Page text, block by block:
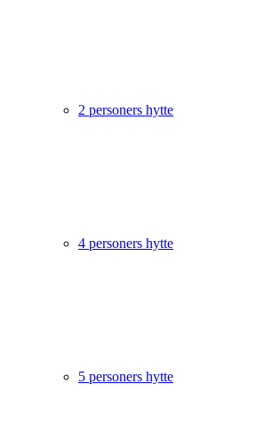
2 personers hytte
4 personers hytte
5 personers hytte